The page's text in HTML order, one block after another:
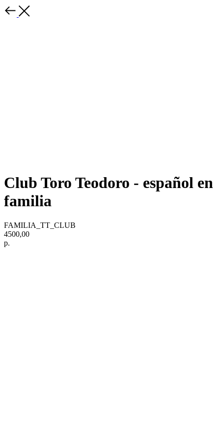
Club Toro Teodoro - español en
familia
FAMILIA_TT_CLUB
4500,00
р.